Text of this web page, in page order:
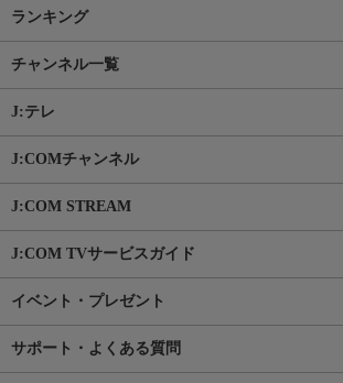
ランキング
チャンネル一覧
J:テレ
J:COMチャンネル
J:COM STREAM
J:COM TVサービスガイド
イベント・プレゼント
サポート・よくある質問